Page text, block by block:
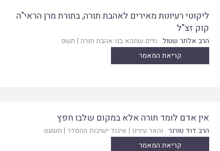
ליקוטי רעיונות מאירים לאהבת תורה, בתורת מרן הראי"ה
קוק זצ"ל
הרב אלתר שטול חיים שתהא בנו אהבת תורה | תשפ
קריאת המאמר
אין אדם לומד תורה אלא במקום שלבו חפץ
הרב דוד טורנר והאר עינינו | איגוד ישיבות ההסדר | תשעט
קריאת המאמר